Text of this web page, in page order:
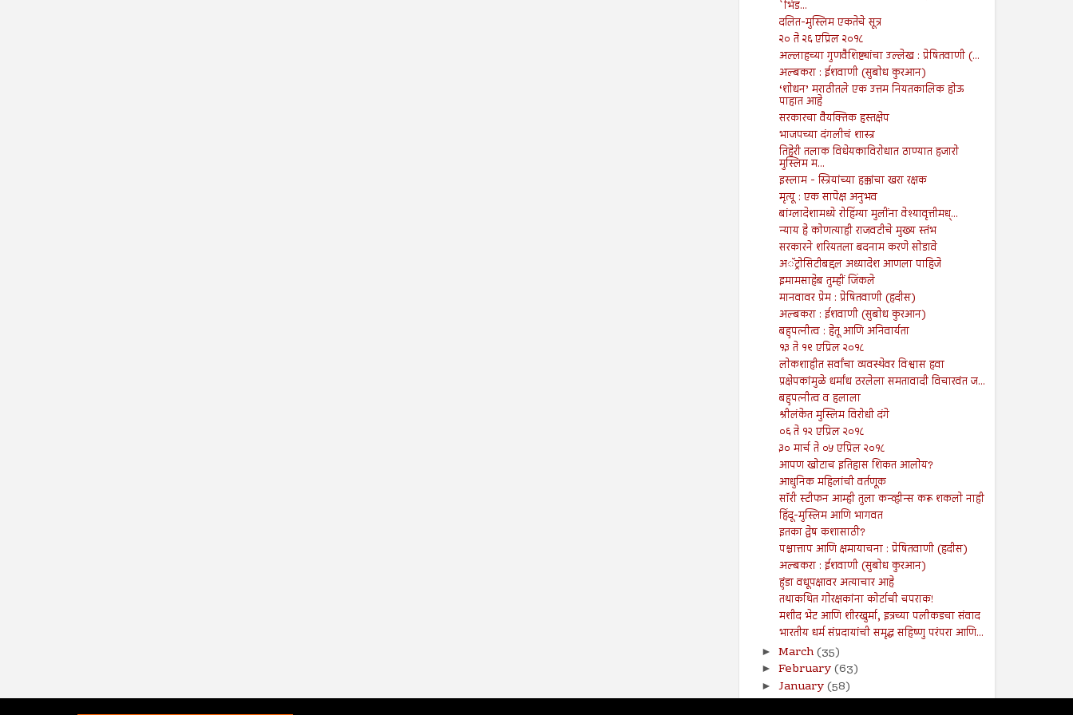
`भिड...
दलित-मुस्लिम एकतेचे सूत्र
२० ते २६ एप्रिल २०१८
अल्लाहच्या गुणवैशिष्ट्यांचा उल्लेख : प्रेषितवाणी (...
अल्बकरा : ईशवाणी (सुबोध कुरआन)
‘शोधन’ मराठीतले एक उत्तम नियतकालिक होऊ
पाहात आहे
सरकारचा वैयक्तिक हस्तक्षेप
भाजपच्या दंगलीचं शास्त्र
तिहेरी तलाक विधेयकाविरोधात ठाण्यात हजारो
मुस्लिम म...
इस्लाम - स्त्रियांच्या हक्कांचा खरा रक्षक
मृत्यू : एक सापेक्ष अनुभव
बांग्लादेशामध्ये रोहिंग्या मुलींना वेश्यावृत्तीमध्...
न्याय हे कोणत्याही राजवटीचे मुख्य स्तंभ
सरकारने शरियतला बदनाम करणे सोडावे
अॅट्रोसिटीबद्दल अध्यादेश आणला पाहिजे
इमामसाहेब तुम्हीं जिंकले
मानवावर प्रेम : प्रेषितवाणी (हदीस)
अल्बकरा : ईशवाणी (सुबोध कुरआन)
बहुपत्नीत्व : हेतू आणि अनिवार्यता
१३ ते १९ एप्रिल २०१८
लोकशाहीत सर्वांचा व्यवस्थेवर विश्वास हवा
प्रक्षेपकांमुळे धर्मांध ठरलेला समतावादी विचारवंत ज...
बहुपत्नीत्व व हलाला
श्रीलंकेत मुस्लिम विरोधी दंगे
०६ ते १२ एप्रिल २०१८
३० मार्च ते ०५ एप्रिल २०१८
आपण खोटाच इतिहास शिकत आलोय?
आधुनिक महिलांची वर्तणूक
सॉरी स्टीफन आम्ही तुला कन्व्हीन्स करू शकलो नाही
हिंदू-मुस्लिम आणि भागवत
इतका द्वेष कशासाठी?
पश्चात्ताप आणि क्षमायाचना : प्रेषितवाणी (हदीस)
अल्बकरा : ईशवाणी (सुबोध कुरआन)
हुंडा वधूपक्षावर अत्याचार आहे
तथाकथित गोरक्षकांना कोर्टाची चपराक!
मशीद भेट आणि शीरखुर्मा, इत्रच्या पलीकडचा संवाद
भारतीय धर्म संप्रदायांची समृद्ध सहिष्णु परंपरा आणि...
► March(35)
► February(63)
► January(58)
►2017(141)